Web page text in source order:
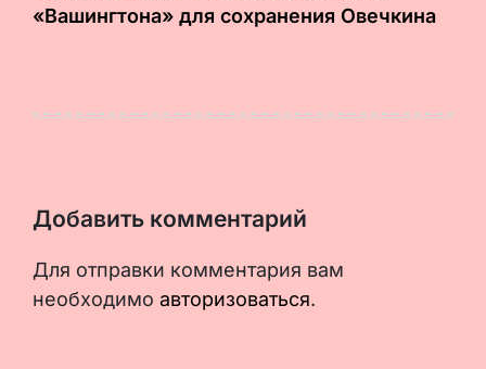
«Вашингтона» для сохранения Овечкина
Добавить комментарий
Для отправки комментария вам
необходимо авторизоваться.